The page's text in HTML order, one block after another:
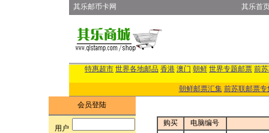
其乐邮币卡网 其乐首
特惠超市 世界各地邮品 香港 澳门 朝鲜 世界专题邮票 前
朝鲜邮票汇集 前苏联邮票专
会员登陆
用户:
购买
电脑编号